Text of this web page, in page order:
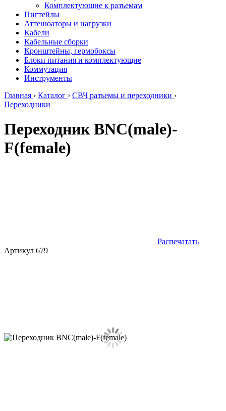
Комплектующие к разъемам
Пигтейлы
Аттенюаторы и нагрузки
Кабели
Кабельные сборки
Кронштейны, гермобоксы
Блоки питания и комплектующие
Коммутация
Инструменты
Главная › Каталог › СВЧ разъемы и переходники ›
Переходники
Переходник BNC(male)-
F(female)
Распечатать
Артикул 679